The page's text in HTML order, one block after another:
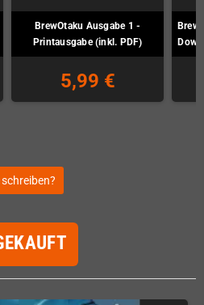
BrewOtaku Ausgabe 1 -
Printausgabe (inkl. PDF)
5,99 €